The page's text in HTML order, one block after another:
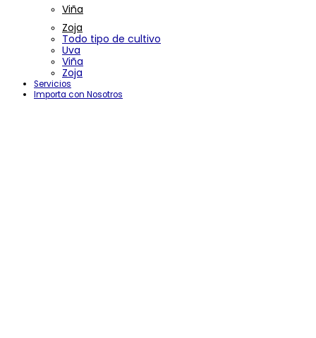
Viña
Zoja
Todo tipo de cultivo
Uva
Viña
Zoja
Servicios
Importa con Nosotros